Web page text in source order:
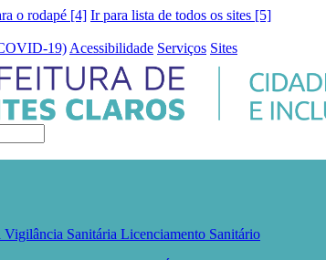
o rodapé [4] Ir para lista de todos os sites [5]
19) Acessibilidade Serviços Sites
Vigilância Sanitária Licenciamento Sanitário